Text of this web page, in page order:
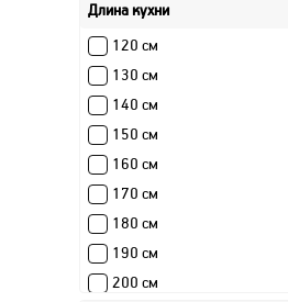
Длина кухни
120 см
130 см
140 см
150 см
160 см
170 см
180 см
190 см
200 см